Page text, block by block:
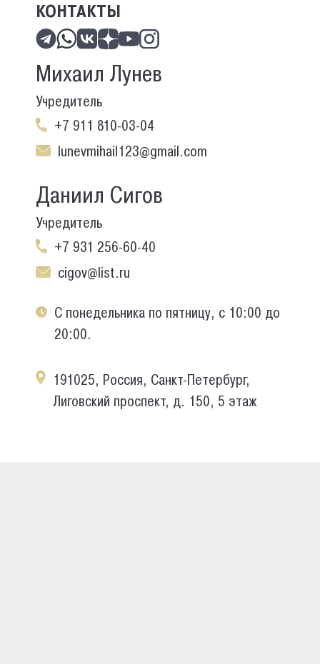
КОНТАКТЫ
Михаил Лунев
Учредитель
+7 911 810-03-04
lunevmihail123@gmail.com
Даниил Сигов
Учредитель
+7 931 256-60-40
cigov@list.ru
С понедельника по пятницу, с 10:00 до
20:00.
191025, Россия, Санкт-Петербург,
Лиговский проспект, д. 150, 5 этаж